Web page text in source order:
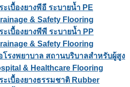
ะเบื้องยางพีอี ระบายน้ำ PE
& Safety Flooring
ะเบื้องยางพีพี ระบายน้ำ PP
& Safety Flooring
โรงพยาบาล สถานบริบาลสำหรับผู้สูง
& Healthcare Flooring
ะเบื้องยางธรรมชาติ Rubber